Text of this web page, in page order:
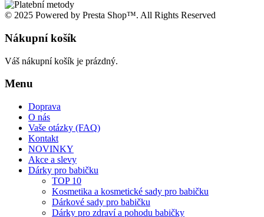
© 2025 Powered by Presta Shop™. All Rights Reserved
Nákupní košík
Váš nákupní košík je prázdný.
Menu
Doprava
O nás
Vaše otázky (FAQ)
Kontakt
NOVINKY
Akce a slevy
Dárky pro babičku
TOP 10
Kosmetika a kosmetické sady pro babičku
Dárkové sady pro babičku
Dárky pro zdraví a pohodu babičky